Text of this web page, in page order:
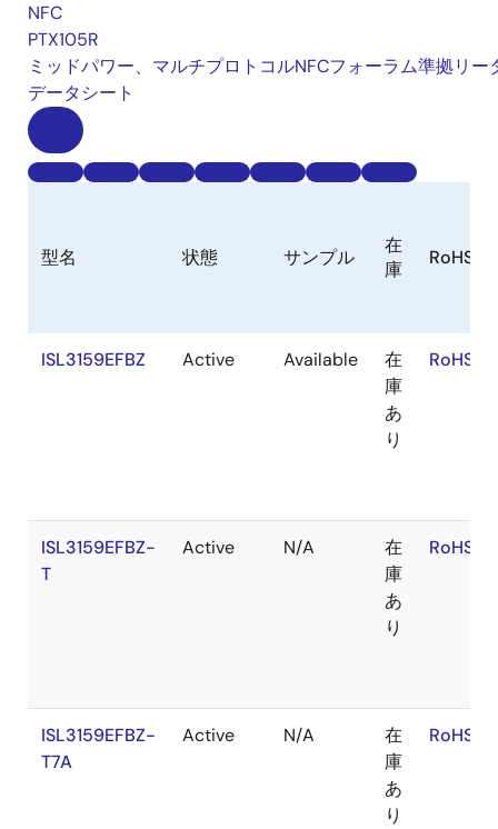
NFC
PTX105R
ミッドパワー、マルチプロトコルNFCフォーラム準拠リー
データシート
型名 状態 サンプル
在
庫
RoHS
ISL3159EFBZ Active Available
在
庫
あ
り
RoHS:EN
ISL3159EFBZ-
T
Active N/A
在
庫
あ
り
RoHS:EN
ISL3159EFBZ-
T7A
Active N/A
在
庫
あ
り
RoHS:EN